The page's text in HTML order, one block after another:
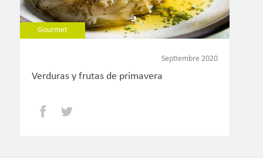
Gourmet
Septiembre 2020
Verduras y frutas de primavera
Facebook